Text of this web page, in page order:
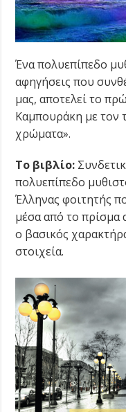
Ένα πολυεπίπεδο
αφηγήσεις που
μας, αποτελεί το
Καμπουράκη με τον
χρώματα».
Το βιβλίο:
πολυεπίπεδο
Έλληνας φοιτητής
μέσα από το πρίσμα
ο βασικός
στοιχεία.